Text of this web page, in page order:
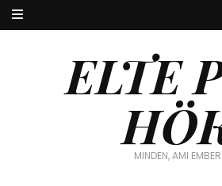
ELTE
MINDEN, AMI EMBER